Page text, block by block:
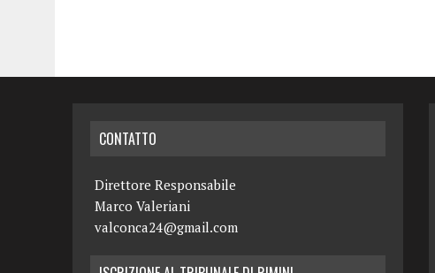
CONTATTO
Direttore Responsabile
Marco Valeriani
valconca24@gmail.com